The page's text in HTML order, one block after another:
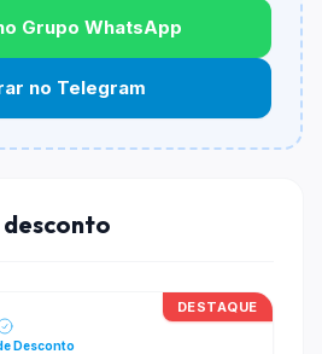
produto?
Depende de itens participantes
ou produtos especificos podem
Grupo WhatsApp
no Telegram
desconto
DESTAQUE
Desconto